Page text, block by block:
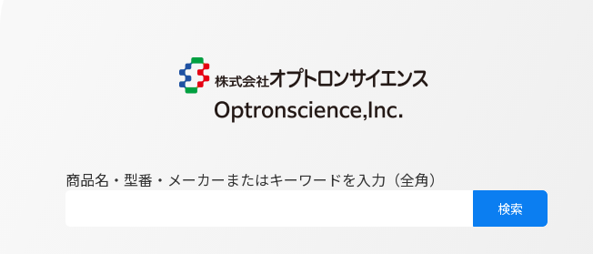
商品名・型番・メーカーまたはキーワードを入力（全角）